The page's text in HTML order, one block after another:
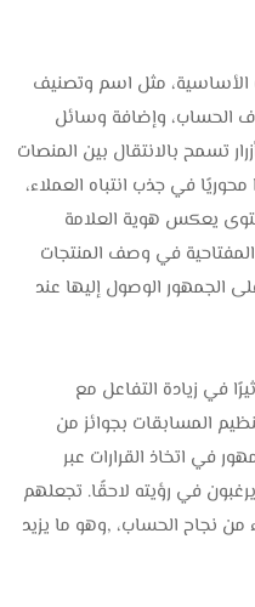
الأساسية، مثل اسم وتصنيف
الحساب، وإضافة وسائل
تسمح بالانتقال بين المنصات
في جذب انتباه العملاء،
يعكس هوية العلامة
المفتاحية في وصف المنتجات
الوصول إليها عند
في زيادة التفاعل مع
المسابقات بجوائز من
في اتخاذ القرارات عبر
في رؤيته لاحقًا. تجعلهم
من نجاح الحساب، ,وهو ما يزيد